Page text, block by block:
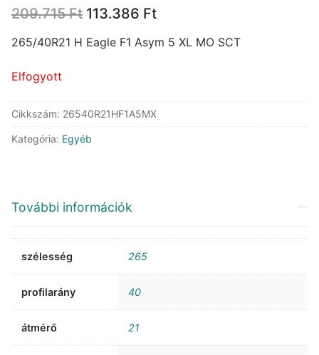
209.715Ft Original
was:
113.386 FtCurrent
is:
265/40R21 H Eagle F1 Asym 5 XL MO SCT
Elfogyott
Cikkszám: 26540R21HF1A5MX
Kategória: Egyéb
További információk
szélesség 265
profilarány 40
átmérő 21